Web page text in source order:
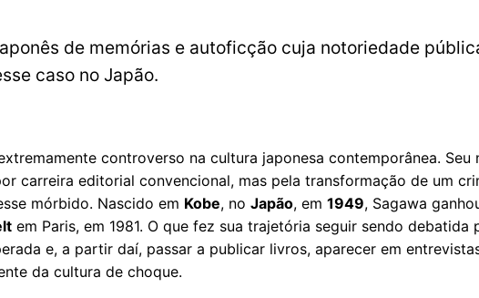
de memórias e autoficção cuja notoriedade
caso no Japão.
controverso na cultura japonesa contemporânea.
carreira editorial convencional, mas pela transformação de um
mórbido. Nascido em Kobe, no Japão, em 1949, Sagawa
em Paris, em 1981. O que fez sua trajetória seguir sendo
e, a partir daí, passar a publicar livros, aparecer em
da cultura de choque.